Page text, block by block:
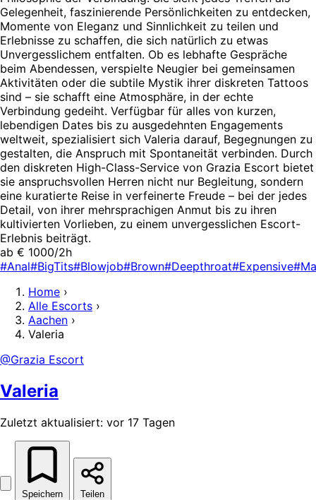
Gelegenheit, faszinierende Persönlichkeiten zu entdecken,
Momente von Eleganz und Sinnlichkeit zu teilen und
Erlebnisse zu schaffen, die sich natürlich zu etwas
Unvergesslichem entfalten. Ob es lebhafte Gespräche
beim Abendessen, verspielte Neugier bei gemeinsamen
Aktivitäten oder die subtile Mystik ihrer diskreten Tattoos
sind – sie schafft eine Atmosphäre, in der echte
Verbindung gedeiht. Verfügbar für alles von kurzen,
lebendigen Dates bis zu ausgedehnten Engagements
weltweit, spezialisiert sich Valeria darauf, Begegnungen zu
gestalten, die Anspruch mit Spontaneität verbinden. Durch
den diskreten High-Class-Service von Grazia Escort bietet
sie anspruchsvollen Herren nicht nur Begleitung, sondern
eine kuratierte Reise in verfeinerte Freude – bei der jedes
Detail, von ihrer mehrsprachigen Anmut bis zu ihren
kultivierten Vorlieben, zu einem unvergesslichen Escort-
Erlebnis beiträgt.
ab € 1000/2h
#Anal#BigTits#Blowjob#Brown#Deepthroat#Expensive
Home ›
Alle Escorts ›
Aachen ›
Valeria
@Grazia Escort
Valeria
Zuletzt aktualisiert: vor 17 Tagen
Speichern Teilen